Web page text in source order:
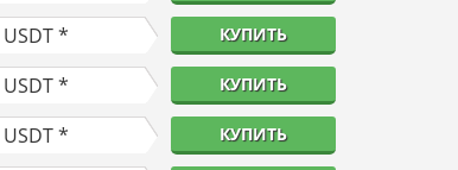
USDT * КУПИТЬ
USDT * КУПИТЬ
USDT * КУПИТЬ